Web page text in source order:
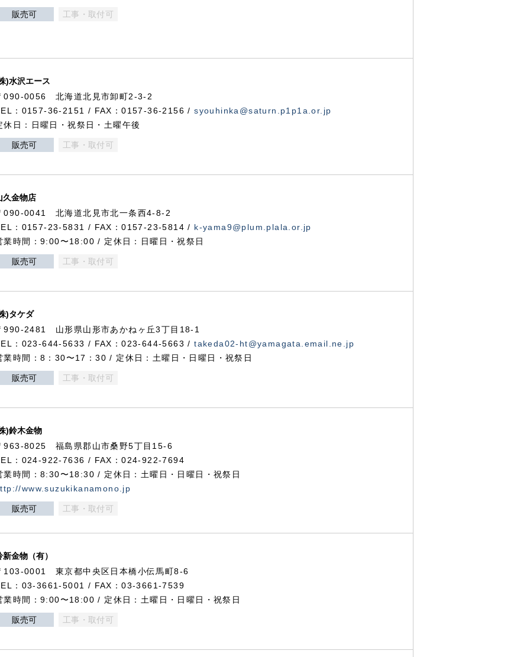
販売可 工事・取付可
)水沢エース
090-0056 北海道北見市卸町2-3-2
：0157-36-2151 / FAX：0157-36-2156 /syouhinka@saturn.p1p1a.or.jp
休日：日曜日・祝祭日・土曜午後
販売可 工事・取付可
久金物店
090-0041 北海道北見市北一条西4-8-2
：0157-23-5831 / FAX：0157-23-5814 / k-yama9@plum.plala.or.jp
業時間：9:00〜18:00 / 定休日：日曜日・祝祭日
販売可 工事・取付可
)タケダ
990-2481 山形県山形市あかねヶ丘3丁目18-1
：023-644-5633 / FAX：023-644-5663 /takeda02-ht@yamagata.email.ne.jp
業時間：8：30〜17：30 / 定休日：土曜日・日曜日・祝祭日
販売可 工事・取付可
)鈴木金物
963-8025 福島県郡山市桑野5丁目15-6
：024-922-7636 / FAX：024-922-7694
業時間：8:30〜18:30 / 定休日：土曜日・日曜日・祝祭日
www.suzukikanamono.jp
販売可 工事・取付可
新金物（有）
103-0001 東京都中央区日本橋小伝馬町8-6
：03-3661-5001 / FAX：03-3661-7539
業時間：9:00〜18:00 / 定休日：土曜日・日曜日・祝祭日
販売可 工事・取付可